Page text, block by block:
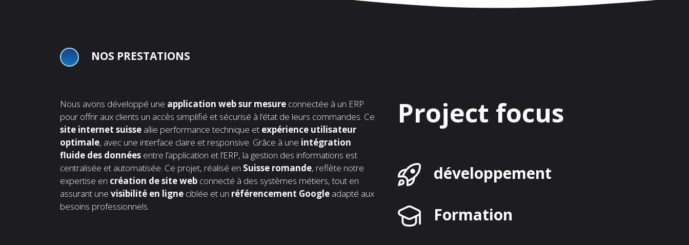
NOS PRESTATIONS
Nous avons développé une application web sur mesure connectée à un ERP
pour offrir aux clients un accès simplifié et sécurisé à l’état de leurs commandes. Ce
site internet suisse allie performance technique et expérience utilisateur
optimale, avec une interface claire et responsive. Grâce à une intégration
fluide des données entre l’application et l’ERP, la gestion des informations est
centralisée et automatisée. Ce projet, réalisé en Suisse romande, reflète notre
expertise en création de site web connecté à des systèmes métiers, tout en
assurant une visibilité en ligne ciblée et un référencement Google adapté aux
besoins professionnels.
Project focus
développement
Formation